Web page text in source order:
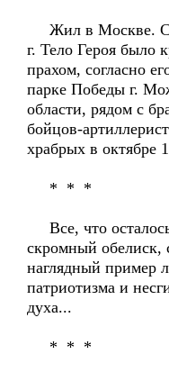
Жил в Москве.
г. Тело Героя было
прахом, согласно
парке Победы г.
области, рядом с
бойцов-
храбрых в октябре
* * *
Все, что
скромный обелиск,
наглядный пример
патриотизма и
духа...
* * *